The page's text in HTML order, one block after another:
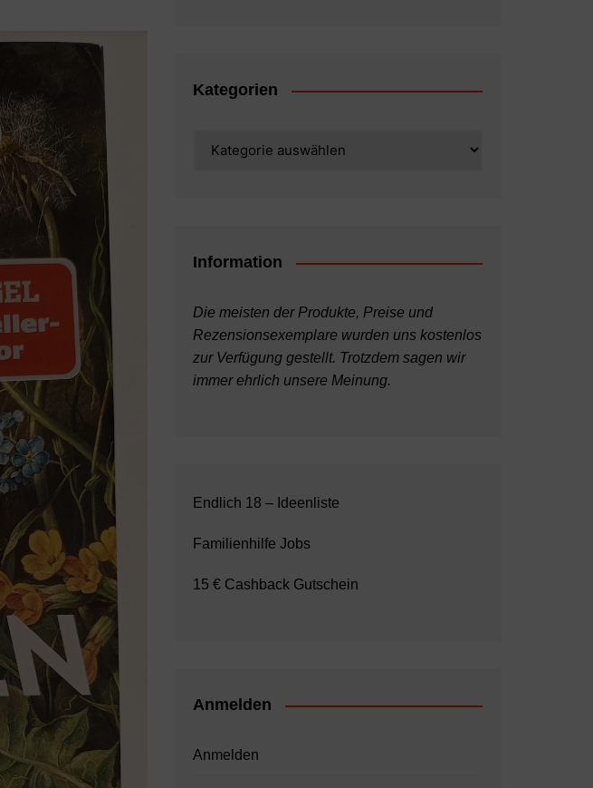
Kategorien
Information
Die meisten der Produkte, Preise und
Rezensionsexemplare wurden uns kostenlos
zur Verfügung gestellt. Trotzdem sagen wir
immer ehrlich unsere Meinung.
Endlich 18 – Ideenliste
Familienhilfe Jobs
15 € Cashback Gutschein
Anmelden
Anmelden